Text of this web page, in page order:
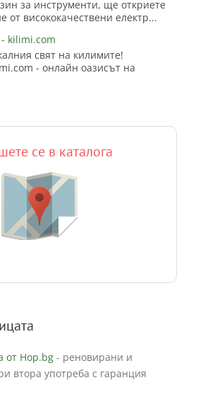
за инструменти, ще откриете
от висококачествени електр...
kilimi.com
свят на килимите!
- онлайн оазисът на
се в каталога
от Hop.bg - реновирани и
втора употреба с гаранция